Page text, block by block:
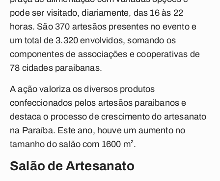
pode ser visitado, diariamente, das 16 às 22
horas. São 370 artesãos presentes no evento e
um total de 3.320 envolvidos, somando os
componentes de associações e cooperativas de
78 cidades paraibanas.
A ação valoriza os diversos produtos
confeccionados pelos artesãos paraibanos e
destaca o processo de crescimento do artesanato
na Paraíba. Este ano, houve um aumento no
tamanho do salão com 1600 m².
Salão de Artesanato